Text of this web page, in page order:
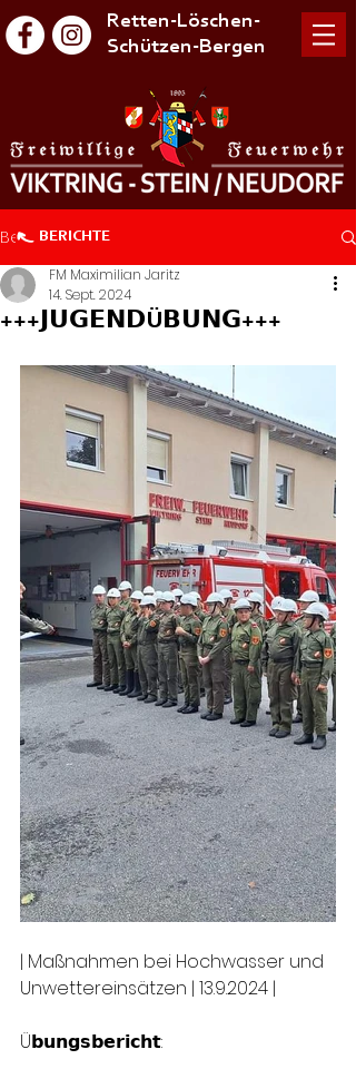
Retten-Löschen-
Schützen-Bergen
Beitrag
+++𝗝𝗨𝗚𝗘𝗡𝗗Ü𝗕𝗨𝗡𝗚+++
FM Maximilian Jaritz
14. Sept. 2024
| Maßnahmen bei Hochwasser und
Unwettereinsätzen | 13.9.2024 |
Ü𝗯𝘂𝗻𝗴𝘀𝗯𝗲𝗿𝗶𝗰𝗵𝘁:
BERICHTE